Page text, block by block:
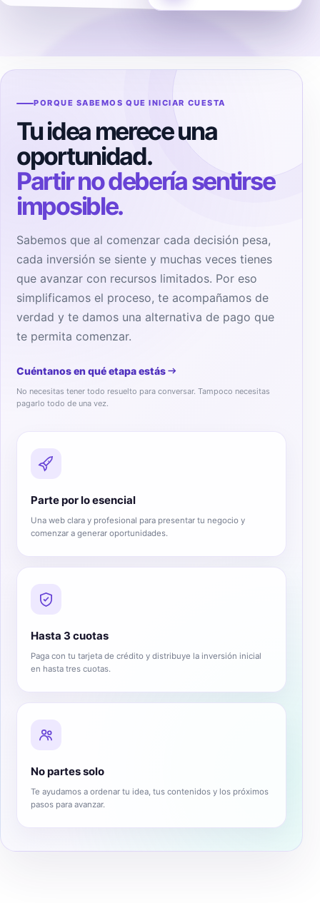
PORQUE SABEMOS QUE INICIAR CUESTA
Tu idea merece una
oportunidad.
Partir no debería sentirse
imposible.
Sabemos que al comenzar cada decisión pesa,
cada inversión se siente y muchas veces tienes
que avanzar con recursos limitados. Por eso
simplificamos el proceso, te acompañamos de
verdad y te damos una alternativa de pago que
te permita comenzar.
Cuéntanos en qué etapa estás
No necesitas tener todo resuelto para conversar. Tampoco necesitas
pagarlo todo de una vez.
Parte por lo esencial
Una web clara y profesional para presentar tu negocio y
comenzar a generar oportunidades.
Hasta 3 cuotas
Paga con tu tarjeta de crédito y distribuye la inversión inicial
en hasta tres cuotas.
No partes solo
Te ayudamos a ordenar tu idea, tus contenidos y los próximos
pasos para avanzar.